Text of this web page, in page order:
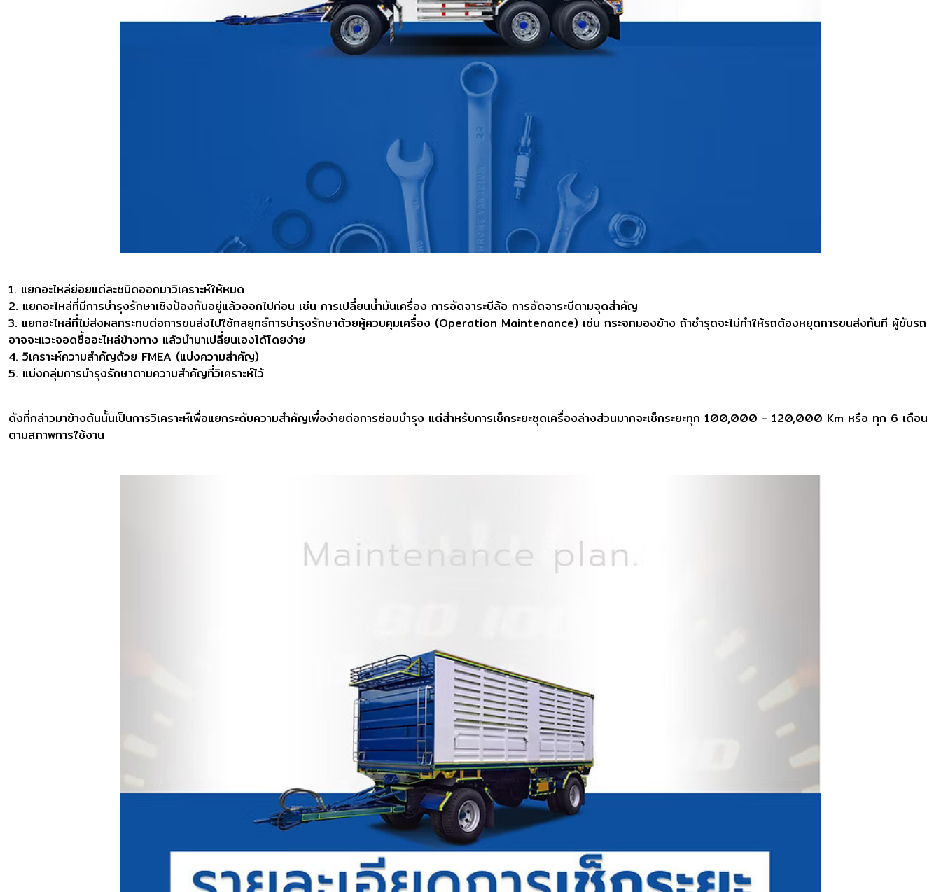
1. แยกอะไหล่ย่อยแต่ละชนิดออกมาวิเคราะห์ให้หมด
2. แยกอะไหล่ที่มีการบำรุงรักษาเชิงป้องกันอยู่แล้วออกไปก่อน เช่น การเปลี่ยนน้ำมันเครื่อง การอัดจาระบีล้อ การอัดจาระบีตามจุดสำคัญ
3. แยกอะไหล่ที่ไม่ส่งผลกระทบต่อการขนส่งไปใช้กลยุทธ์การบำรุงรักษาด้วยผู้ควบคุมเครื่อง (Operation Maintenance) เช่น กระจกมองข้าง ถ้าชำรุดจะไม่ทำให้รถต้องหยุดการขนส่งทันที ผู้ขับรถ
อาจจะแวะจอดซื้ออะไหล่ข้างทาง แล้วนำมาเปลี่ยนเองได้โดยง่าย
4. วิเคราะห์ความสำคัญด้วย FMEA (แบ่งความสำคัญ)
5. แบ่งกลุ่มการบำรุงรักษาตามความสำคัญที่วิเคราะห์ไว้
ดังที่กล่าวมาข้างต้นนั้นเป็นการวิเคราะห์เพื่อแยกระดับความสำคัญเพื่อง่ายต่อการซ่อมบำรุง แต่สำหรับการเช็กระยะชุดเครื่องล่างส่วนมากจะเช็กระยะทุก 100,000 - 120,000 Km หรือ ทุก 6 เดือน
ตามสภาพการใช้งาน